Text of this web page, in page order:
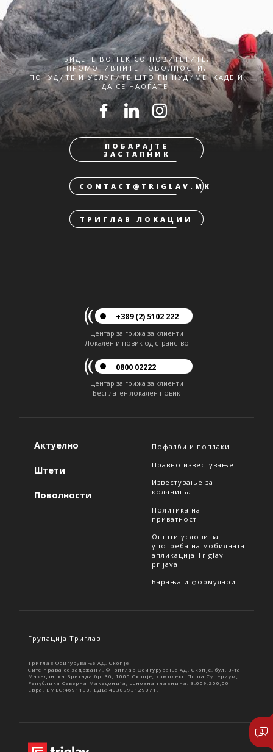
БИДЕТЕ ВО ТЕК СО НОВИТЕТИТЕ,
ПРОМОТИВНИТЕ ПОВОЛНОСТИ,
ПОНУДИТЕ И УСЛУГИТЕ ШТО ГИ НУДИМЕ. КАДЕ И
ДА СЕ НАОЃАТЕ.
ПОБАРАЈТЕ
ЗАСТАПНИК
CONTACT@TRIGLAV.MK
ТРИГЛАВ ЛОКАЦИИ
+389 (2) 5102 222
Центар за грижа за клиенти
Локален и повик од странство
0800 02222
Центар за грижа за клиенти
Бесплатен локален повик
Актуелно
Штети
Поволности
Пофалби и поплаки
Правно известување
Известување за
колачиња
Политика на
приватност
Општи услови за
употреба на мобилната
апликација Triglav
prijava
Барања и формулари
Групација Триглав
Триглав Осигурување АД, Скопје
Сите права се задржани. ©Триглав Осигурување АД, Скопје, бул. 3-та
Македонска Бригада бр. 36, 1000 Скопје, комплекс Порта Супериум,
Република Северна Македонија, основна главнина: 3.009.200,00
Евра, ЕМБС:4691130, ЕДБ: 4030993129071.